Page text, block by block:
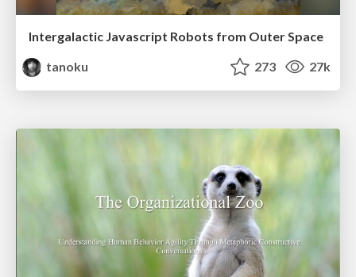
Intergalactic Javascript Robots from Outer Space
tanoku
273 27k